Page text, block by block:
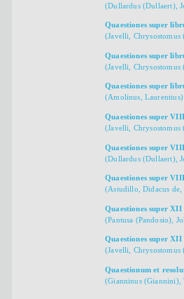
(Dullardus (Dullaert),
Quaestiones super
(Javelli, Chrysostomus
Quaestiones super
(Javelli, Chrysostomus
Quaestiones super
(Amolinus, Laurentius)
Quaestiones super
(Javelli, Chrysostomus
Quaestiones super
(Dullardus (Dullaert),
Quaestiones super
(Astudillo, Didacus de,
Quaestiones super
(Pantusa (Pandosio),
Quaestiones super
(Javelli, Chrysostomus
Quaestionum et
(Gianninus (Giannini),